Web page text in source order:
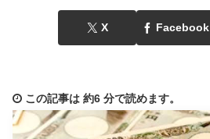
X Facebook
この記事は 約6 分で読めます。